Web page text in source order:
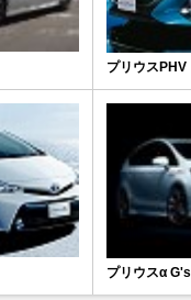
プリウスPHV
プリウスα G's